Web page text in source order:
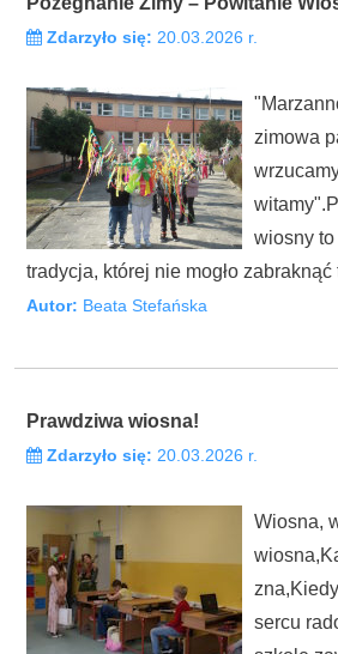
Zdarzyło się: 20.03.2026 r.
zimowa
wiosny
tradycja, której nie mogło zabraknąć
Autor: Beata Stefańska
Prawdziwa wiosna!
Zdarzyło się: 20.03.2026 r.
Wiosna,
sercu